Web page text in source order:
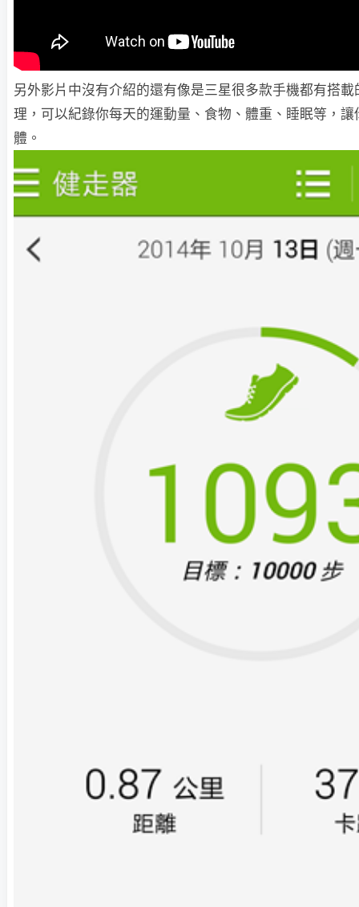
另外影片中沒有介紹的還有像是三星很多款手機都有搭
理，可以紀錄你每天的運動量、食物、體重、睡眠等，
體。